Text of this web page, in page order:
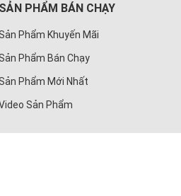
SẢN PHẨM BÁN CHẠY
Phẩm Khuyến Mãi
Phẩm Bán Chạy
Phẩm Mới Nhất
Sản Phẩm